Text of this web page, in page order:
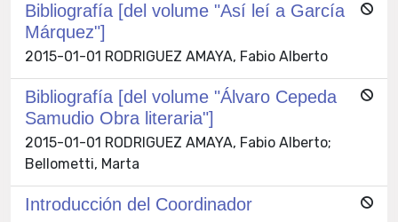
Bibliografía [del volume "Así leí a García
Márquez"]
2015-01-01 RODRIGUEZ AMAYA, Fabio Alberto
Bibliografía [del volume "Álvaro Cepeda
Samudio Obra literaria"]
2015-01-01 RODRIGUEZ AMAYA, Fabio Alberto;
Bellometti, Marta
Introducción del Coordinador